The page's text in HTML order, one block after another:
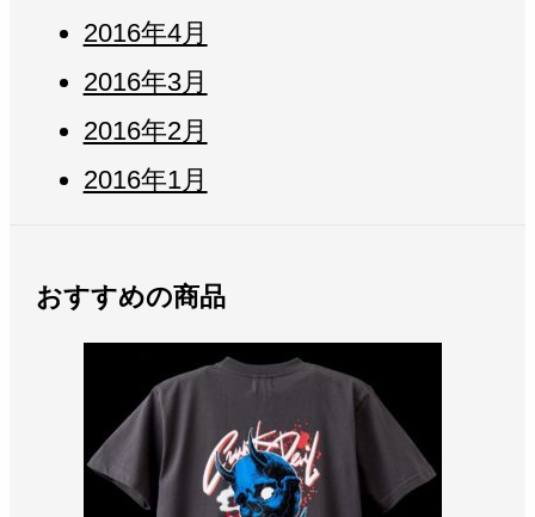
2016年4月
2016年3月
2016年2月
2016年1月
おすすめの商品